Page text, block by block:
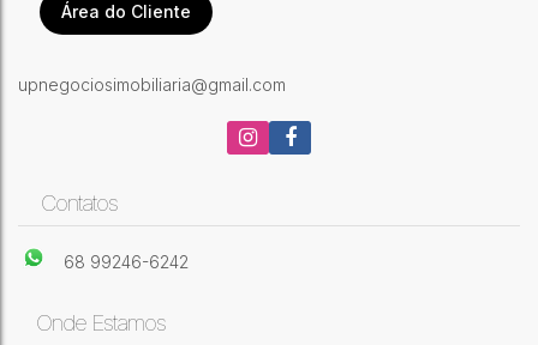
Área do Cliente
upnegociosimobiliaria@gmail.com
Contatos
68 99246-6242
Onde Estamos